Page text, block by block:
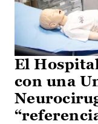
El
con una